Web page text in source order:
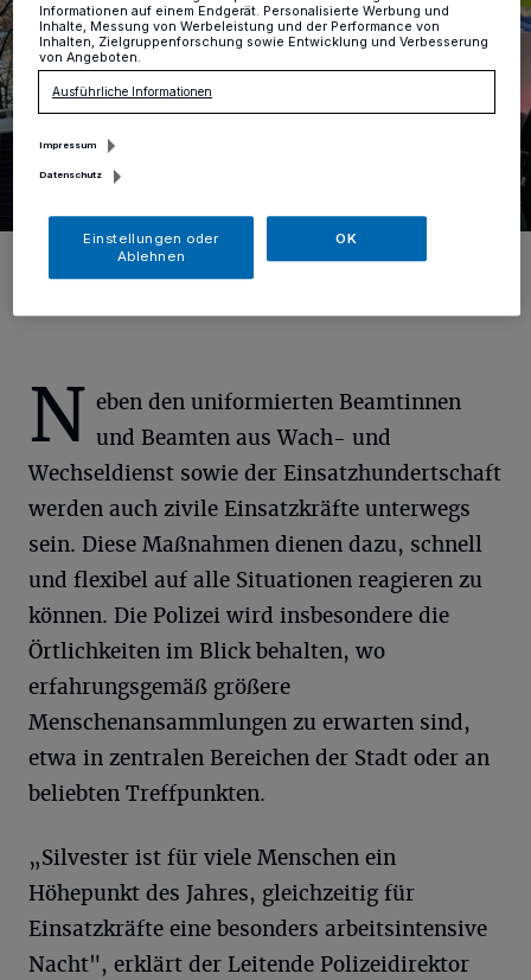
Foto: Polizei Duisburg
N eben den uniformierten Beamtinnen
und Beamten aus Wach- und
Wechseldienst sowie der Einsatzhundertschaft
werden auch zivile Einsatzkräfte unterwegs
sein. Diese Maßnahmen dienen dazu, schnell
und flexibel auf alle Situationen reagieren zu
können. Die Polizei wird insbesondere die
Örtlichkeiten im Blick behalten, wo
erfahrungsgemäß größere
Menschenansammlungen zu erwarten sind,
etwa in zentralen Bereichen der Stadt oder an
beliebten Treffpunkten.
„Silvester ist für viele Menschen ein
Höhepunkt des Jahres, gleichzeitig für
Einsatzkräfte eine besonders arbeitsintensive
Nacht", erklärt der Leitende Polizeidirektor
Informationen auf einem Endgerät. Personalisierte Werbung und
Inhalte, Messung von Werbeleistung und der Performance von
Inhalten, Zielgruppenforschung sowie Entwicklung und Verbesserung
von Angeboten.
Ausführliche Informationen
Impressum
Datenschutz
Einstellungen oder
Ablehnen
OK